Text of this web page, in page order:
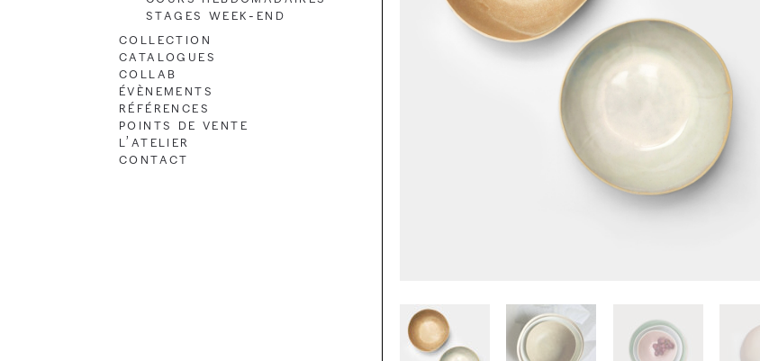
Stages Week-end
Collection
Catalogues
Collab
Évènements
Références
Points de vente
L’atelier
Contact